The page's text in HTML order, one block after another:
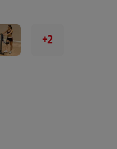
+2